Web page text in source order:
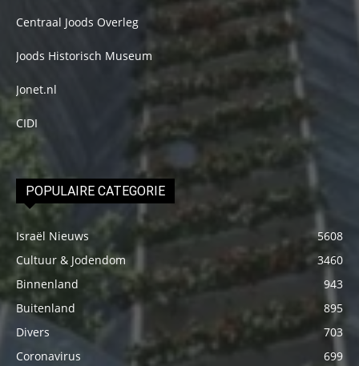
Centraal Joods Overleg
Joods Historisch Museum
Jonet.nl
CIDI
POPULAIRE CATEGORIE
Israël Nieuws
5608
Cultuur & Jodendom
3460
Binnenland
943
Buitenland
895
Divers
703
Coronavirus
699